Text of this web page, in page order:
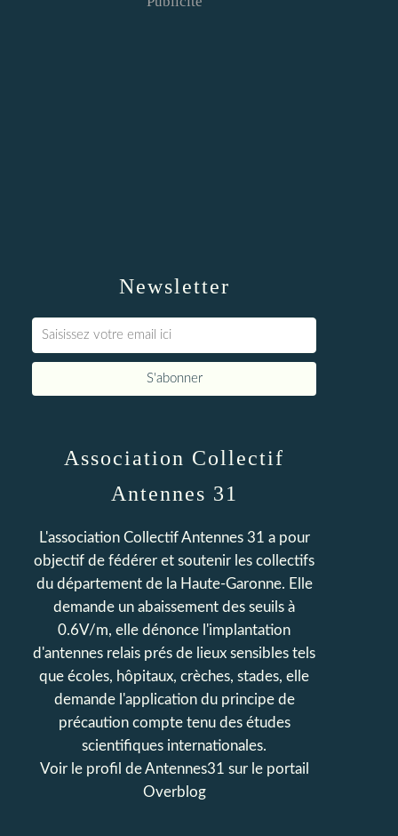
Newsletter
Association Collectif
Antennes 31
L'association Collectif Antennes 31 a pour
objectif de fédérer et soutenir les collectifs
du département de la Haute-Garonne. Elle
demande un abaissement des seuils à
0.6V/m, elle dénonce l'implantation
d'antennes relais prés de lieux sensibles tels
que écoles, hôpitaux, crèches, stades, elle
demande l'application du principe de
précaution compte tenu des études
scientifiques internationales.
Voir le profil deAntennes31 sur le portail
Overblog